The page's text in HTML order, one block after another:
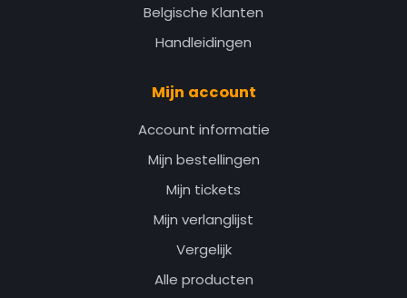
Belgische Klanten
Handleidingen
Mijn account
Account informatie
Mijn bestellingen
Mijn tickets
Mijn verlanglijst
Vergelijk
Alle producten